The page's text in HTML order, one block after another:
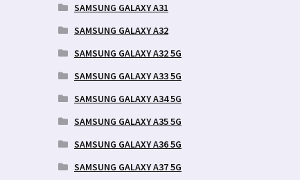
SAMSUNG GALAXY A31
SAMSUNG GALAXY A32
SAMSUNG GALAXY A32 5G
SAMSUNG GALAXY A33 5G
SAMSUNG GALAXY A34 5G
SAMSUNG GALAXY A35 5G
SAMSUNG GALAXY A36 5G
SAMSUNG GALAXY A37 5G